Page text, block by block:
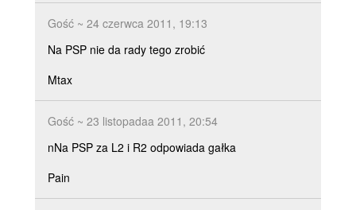
Gość ~ 24 czerwca 2011, 19:13
Na PSP nie da rady tego zrobić
Mtax
Gość ~ 23 listopadaa 2011, 20:54
nNa PSP za L2 i R2 odpowiada gałka
Pain